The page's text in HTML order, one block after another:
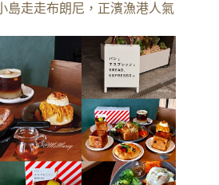
島走走布朗尼，正濱漁港人氣